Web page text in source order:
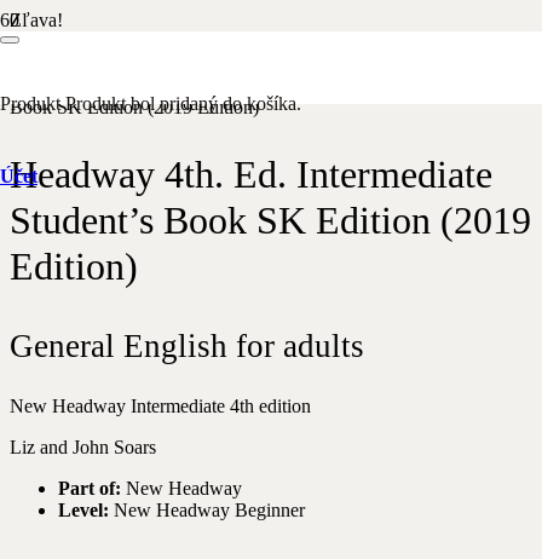
ProduktProduktbol pridaný do košíka.
Účet
Zľava!
Book SK Edition (2019 Edition)
Headway 4th. Ed. Intermediate
Student’s Book SK Edition (2019
Edition)
General English for adults
New Headway Intermediate 4th edition
Liz and John Soars
Part of: New Headway
Level: New Headway Beginner